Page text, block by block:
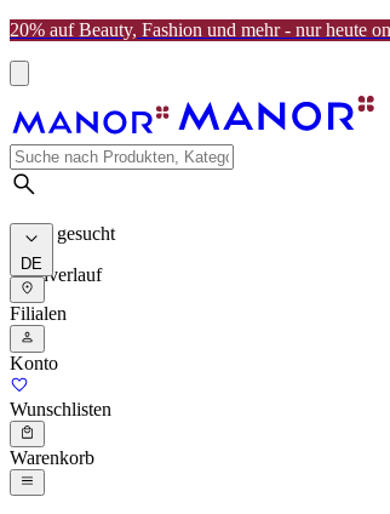
20% auf Beauty, Fashion und mehr - nur heute
Meist gesucht
Suchverlauf
DE
Filialen
Konto
Wunschlisten
Warenkorb